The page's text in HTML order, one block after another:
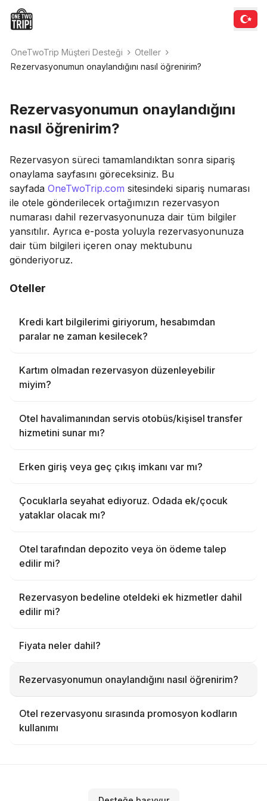
OneTwoTrip Müşteri Desteği
Оteller
Rezervasyonumun onaylandığını nasıl öğrenirim?
Rezervasyonumun onaylandığını
nasıl öğrenirim?
Rezervasyon süreci tamamlandıktan sonra sipariş
onaylama sayfasını göreceksiniz. Bu
sayfada OneTwoTrip.com sitesindeki sipariş numarası
ile otele gönderilecek ortağımızın rezervasyon
numarası dahil rezervasyonunuza dair tüm bilgiler
yansıtılır. Ayrıca e-posta yoluyla rezervasyonunuza
dair tüm bilgileri içeren onay mektubunu
gönderiyoruz.
Оteller
Kredi kart bilgilerimi giriyorum, hesabımdan
paralar ne zaman kesilecek?
Kartım olmadan rezervasyon düzenleyebilir
miyim?
Otel havalimanından servis otobüs/kişisel transfer
hizmetini sunar mı?
Erken giriş veya geç çıkış imkanı var mı?
Çocuklarla seyahat ediyoruz. Odada ek/çocuk
yataklar olacak mı?
Otel tarafından depozito veya ön ödeme talep
edilir mi?
Rezervasyon bedeline oteldeki ek hizmetler dahil
edilir mi?
Fiyata neler dahil?
Rezervasyonumun onaylandığını nasıl öğrenirim?
Otel rezervasyonu sırasında promosyon kodların
kullanımı